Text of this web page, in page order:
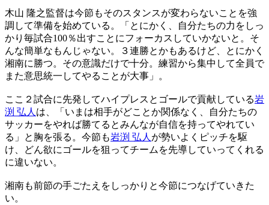
木山 隆之監督は今節もそのスタンスが変わらないことを強
調して準備を始めている。「とにかく、自分たちの力をしっ
かり毎試合100％出すことにフォーカスしていかないと。そ
んな簡単なもんじゃない。３連勝とかもあるけど、とにかく
湘南に勝つ。その意識だけで十分。練習から集中して全員で
また意思統一してやることが大事」。
ここ２試合に先発してハイプレスとゴールで貢献している岩
渕 弘人 は、「いまは相手がどことか関係なく、自分たちの
サッカーをやれば勝てるとみんなが自信を持ってやれてい
る」と胸を張る。今節も岩渕 弘人 が勢いよくピッチを駆
け、どん欲にゴールを狙ってチームを先導していってくれる
に違いない。
湘南も前節の手ごたえをしっかりと今節につなげていきた
い。